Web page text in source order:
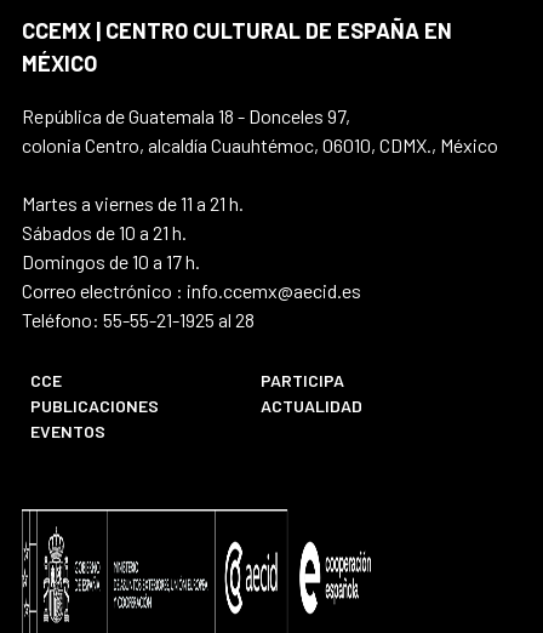
CCEMX | CENTRO CULTURAL DE ESPAÑA EN
MÉXICO
República de Guatemala 18 - Donceles 97,
colonia Centro, alcaldía Cuauhtémoc, 06010, CDMX., México
Martes a viernes de 11 a 21 h.
Sábados de 10 a 21 h.
Domingos de 10 a 17 h.
Correo electrónico : info.ccemx@aecid.es
Teléfono: 55-55-21-1925 al 28
CCE
PARTICIPA
PUBLICACIONES
ACTUALIDAD
EVENTOS